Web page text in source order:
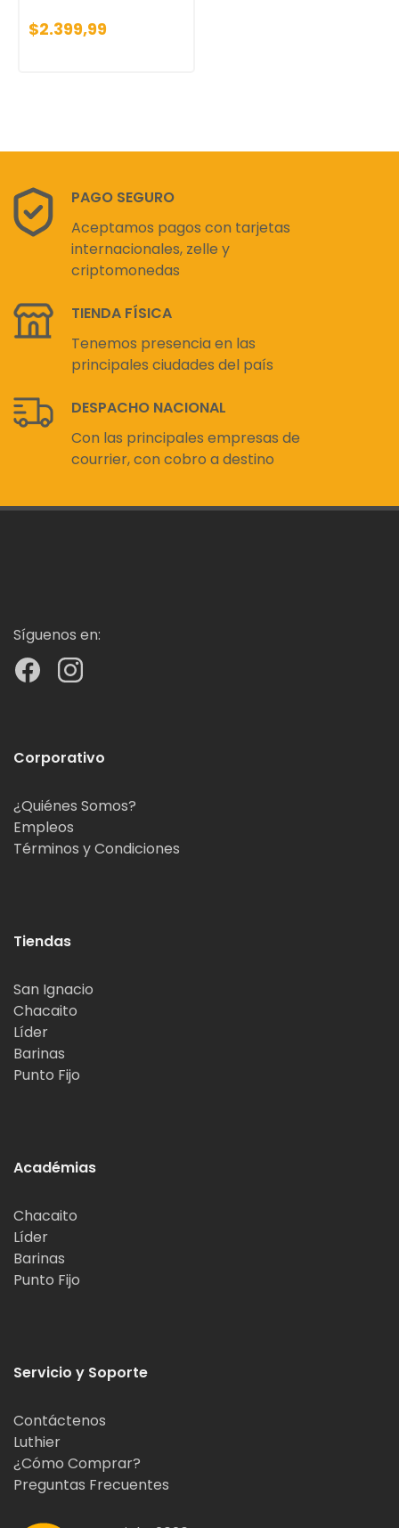
$2.399,99
PAGO SEGURO
Aceptamos pagos con tarjetas
internacionales, zelle y
criptomonedas
TIENDA FÍSICA
Tenemos presencia en las
principales ciudades del país
DESPACHO NACIONAL
Con las principales empresas de
courrier, con cobro a destino
Síguenos en:
Corporativo
¿Quiénes Somos?
Empleos
Términos y Condiciones
Tiendas
San Ignacio
Chacaito
Líder
Barinas
Punto Fijo
Académias
Chacaito
Líder
Barinas
Punto Fijo
Servicio y Soporte
Contáctenos
Luthier
¿Cómo Comprar?
Preguntas Frecuentes